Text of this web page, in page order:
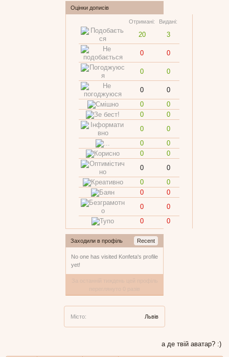
Оцінки дописів
Отримані: Видані:
20 3
0 0
0 0
0
0
0
0
0
0
0
0
0
0
0
0
0
0
0
0
0
0
0
0
0
0
Заходили в профіль Recent
No one has visited Konfeta's profile
yet!
Місто: Львів
а де твій аватар? :)